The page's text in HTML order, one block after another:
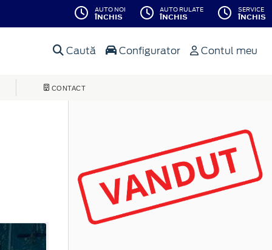
AUTO NOI
ÎNCHIS
AUTO RULATE
ÎNCHIS
SERVICE
ÎNCHIS
Caută Configurator Contul meu
CONTACT